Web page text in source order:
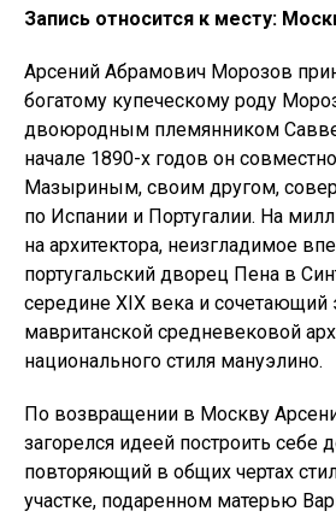
Запись относится к месту:
Арсений Абрамович Морозов
богатому купеческому роду
двоюродным племянником
начале 1890-х годов он
Мазыриным, своим другом,
по Испании и Португалии. На
на архитектора, неизгладимое
португальский дворец Пена в
середине XIX века и
мавританской средневековой
национального стиля мануэлино.
По возвращении в Москву
загорелся идеей построить себе
повторяющий в общих чертах
участке, подаренном матерью